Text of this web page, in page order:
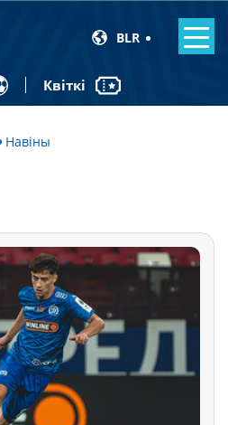
BLR
Квіткі
Навiны